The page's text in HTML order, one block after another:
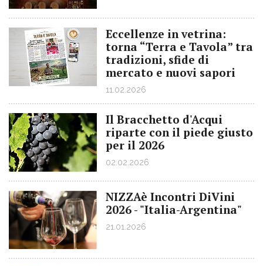
Eccellenze in vetrina:
torna “Terra e Tavola” tra
tradizioni, sfide di
mercato e nuovi sapori
11.02.2026
Il Bracchetto d'Acqui
riparte con il piede giusto
per il 2026
02.02.2026
NIZZAè Incontri DiVini
2026 - "Italia-Argentina"
21.01.2026